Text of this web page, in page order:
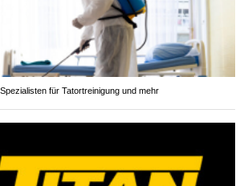
für Tatortreinigung und mehr